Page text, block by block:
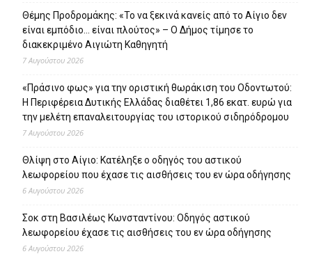
Θέμης Προδρομάκης: «Το να ξεκινά κανείς από το Αίγιο δεν
είναι εμπόδιο… είναι πλούτος» – O Δήμος τίμησε το
διακεκριμένο Αιγιώτη Καθηγητή
7 Αυγούστου 2026
«Πράσινο φως» για την οριστική θωράκιση του Οδοντωτού:
Η Περιφέρεια Δυτικής Ελλάδας διαθέτει 1,86 εκατ. ευρώ για
την μελέτη επαναλειτουργίας του ιστορικού σιδηρόδρομου
7 Αυγούστου 2026
Θλίψη στο Αίγιο: Κατέληξε ο οδηγός του αστικού
λεωφορείου που έχασε τις αισθήσεις του εν ώρα οδήγησης
6 Αυγούστου 2026
Σοκ στη Βασιλέως Κωνσταντίνου: Οδηγός αστικού
λεωφορείου έχασε τις αισθήσεις του εν ώρα οδήγησης
6 Αυγούστου 2026